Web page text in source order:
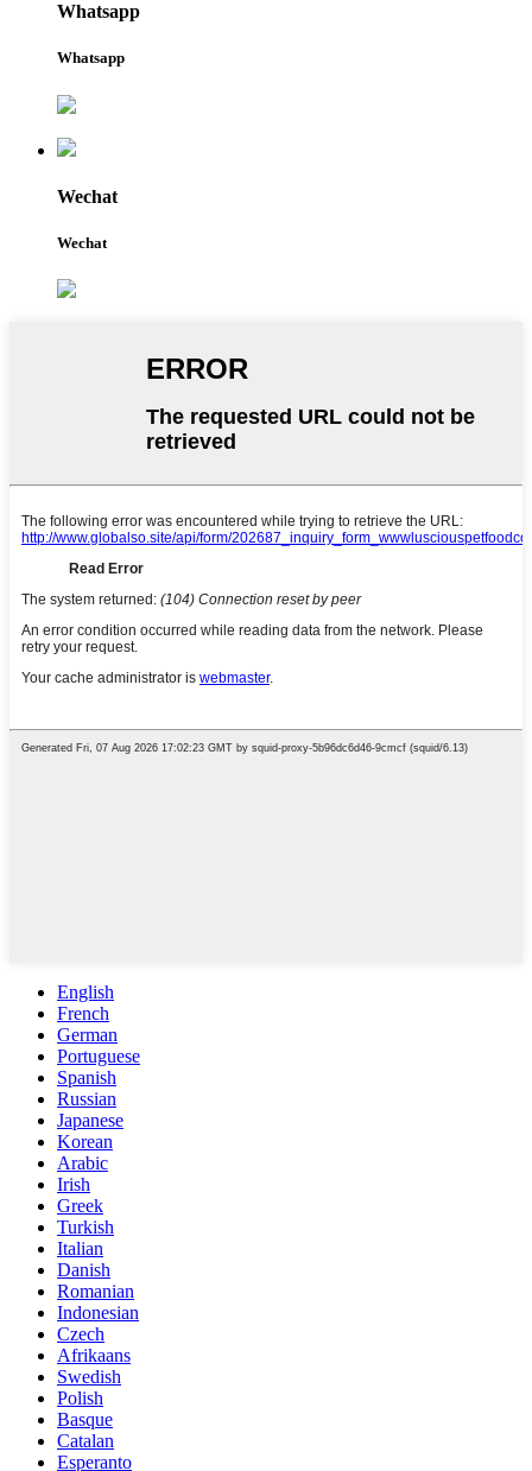
Whatsapp
Whatsapp
Wechat
Wechat
English
French
German
Portuguese
Spanish
Russian
Japanese
Korean
Arabic
Irish
Greek
Turkish
Italian
Danish
Romanian
Indonesian
Czech
Afrikaans
Swedish
Polish
Basque
Catalan
Esperanto